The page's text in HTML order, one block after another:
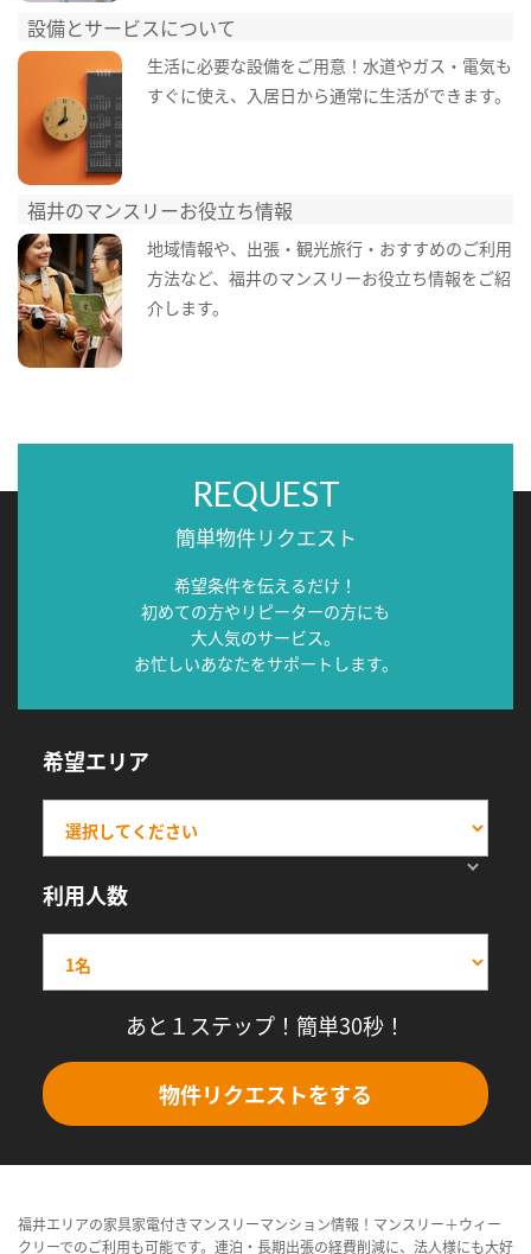
設備とサービスについて
生活に必要な設備をご用意！水道やガス・電気も
すぐに使え、入居日から通常に生活ができます。
福井のマンスリーお役立ち情報
地域情報や、出張・観光旅行・おすすめのご利用
方法など、福井のマンスリーお役立ち情報をご紹
介します。
REQUEST
簡単物件リクエスト
希望条件を伝えるだけ！
初めての方やリピーターの方にも
大人気のサービス。
お忙しいあなたをサポートします。
希望エリア
利用人数
あと１ステップ！簡単30秒！
物件リクエストをする
福井エリアの家具家電付きマンスリーマンション情報！マンスリー＋ウィー
クリーでのご利用も可能です。連泊・長期出張の経費削減に、法人様にも大好